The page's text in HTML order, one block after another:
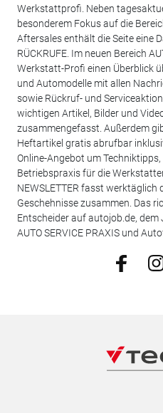
Werkstattprofi. Neben
besonderem Fokus auf die
Aftersales enthält die Seite eine
RÜCKRUFE. Im neuen Bereich
Werkstatt-Profi einen Überblick
und Automodelle mit allen
sowie Rückruf- und
wichtigen Artikel, Bilder und
zusammengefasst. Außerdem
Heftartikel gratis abrufbar
Online-Angebot um
Betriebspraxis für die
NEWSLETTER fasst werktäglich
Geschehnisse zusammen. Das
Entscheider auf autojob.de, dem
AUTO SERVICE PRAXIS und